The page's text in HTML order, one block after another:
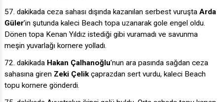
57. dakikada ceza sahası dışında kazanılan serbest vuruşta Arda
Güler’in şutunda kaleci Beach topa uzanarak gole engel oldu.
Dönen topa Kenan Yıldız istediği gibi vuramadı ve savunma
meşin yuvarlağı kornere yolladı.
72. dakikada Hakan Çalhanoğlu'nun ara pasında sağdan ceza
sahasına giren Zeki Çelikçaprazdan sert vurdu, kaleci Beach
topu kornere gönderdi.